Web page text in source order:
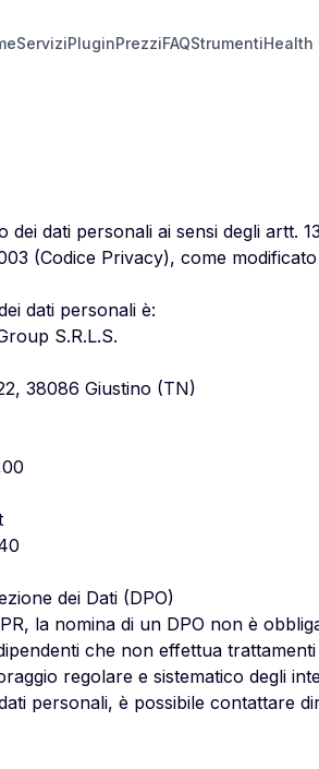
ServiziPluginPrezziFAQStrumentiHealth
dati personali ai sensi degli artt.
(Codice Privacy), come modificato
dati personali è:
S.R.L.S.
38086 Giustino (TN)
dei Dati (DPO)
la nomina di un DPO non è
che non effettua
regolare e sistematico degli
personali, è possibile contattare